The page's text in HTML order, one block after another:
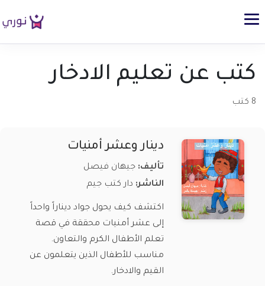
كتب عن تعليم الادخار
8 كتب
دينار وعشر أمنيات
تأليف: جيهان فيصل
الناشر: دار كتب جيم
اكتشف كيف يحول جواد ديناراً واحداً
إلى عشر أمنيات محققة في قصة
تعلم الأطفال الكرم والتعاون.
مناسب للأطفال الذين يتعلمون عن
القيم والادخار.